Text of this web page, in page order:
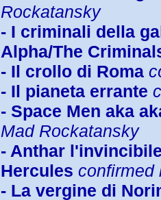
Rockatansky
- I criminali della
Alpha/The
- Il crollo di Roma
- Il pianeta errante
- Space Men aka
Mad Rockatansky
- Anthar
Hercules confirmed
- La vergine di